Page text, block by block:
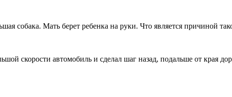
со­ба­ка. Мать берет ре­бен­ка на руки. Что яв­ля­ет­ся при­чи­ной
ско­ро­сти ав­то­мо­биль и сде­лал шаг назад, по­даль­ше от края